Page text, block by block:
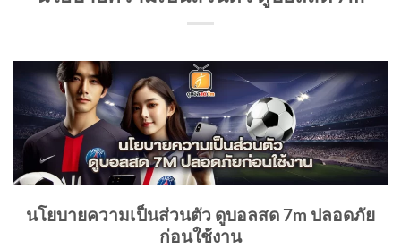
นโยบายความเป็นส่วนตัว ดูบอลสด 7m ปลอดภัย
ก่อนใช้งาน